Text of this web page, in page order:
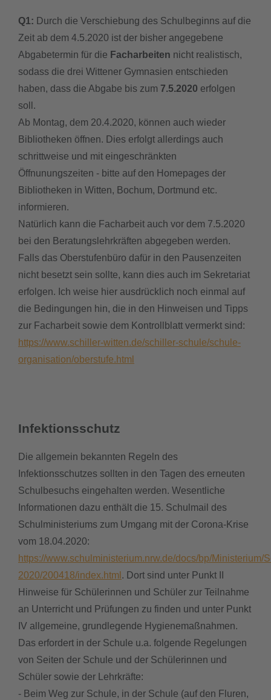
Q1: Durch die Verschiebung des Schulbeginns auf die
Zeit ab dem 4.5.2020 ist der bisher angegebene
Abgabetermin für die Facharbeiten nicht realistisch,
sodass die drei Wittener Gymnasien entschieden
haben, dass die Abgabe bis zum 7.5.2020 erfolgen
soll.
Ab Montag, dem 20.4.2020, können auch wieder
Bibliotheken öffnen. Dies erfolgt allerdings auch
schrittweise und mit eingeschränkten
Öffnunungszeiten - bitte auf den Homepages der
Bibliotheken in Witten, Bochum, Dortmund etc.
informieren.
Natürlich kann die Facharbeit auch vor dem 7.5.2020
bei den Beratungslehrkräften abgegeben werden.
Falls das Oberstufenbüro dafür in den Pausenzeiten
nicht besetzt sein sollte, kann dies auch im Sekretariat
erfolgen. Ich weise hier ausdrücklich noch einmal auf
die Bedingungen hin, die in den Hinweisen und Tipps
zur Facharbeit sowie dem Kontrollblatt vermerkt sind:
https://www.schiller-witten.de/schiller-schule/schule-
organisation/oberstufe.html
Infektionsschutz
Die allgemein bekannten Regeln des
Infektionsschutzes sollten in den Tagen des erneuten
Schulbesuchs eingehalten werden. Wesentliche
Informationen dazu enthält die 15. Schulmail des
Schulministeriums zum Umgang mit der Corona-Krise
vom 18.04.2020:
https://www.schulministerium.nrw.de/docs/bp/
2020/200418/index.html . Dort sind unter Punkt II
Hinweise für Schülerinnen und Schüler zur Teilnahme
an Unterricht und Prüfungen zu finden und unter Punkt
IV allgemeine, grundlegende Hygienemaßnahmen.
Das erfordert in der Schule u.a. folgende Regelungen
von Seiten der Schule und der Schülerinnen und
Schüler sowie der Lehrkräfte:
- Beim Weg zur Schule, in der Schule (auf den Fluren,